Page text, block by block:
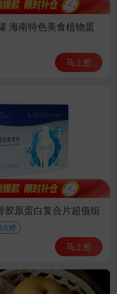
海南特色美食植物蛋
马上抢
胶原蛋白复合片超值组
次赠
马上抢